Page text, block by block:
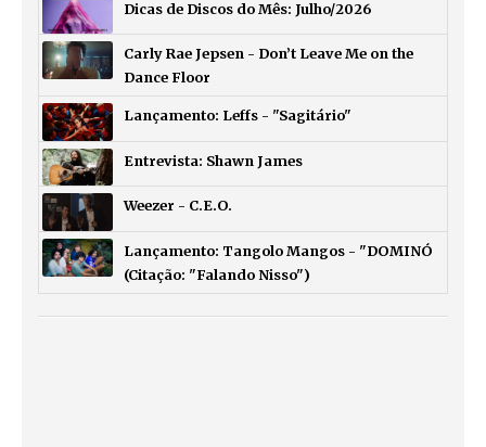
Dicas de Discos do Mês: Julho/2026
Carly Rae Jepsen - Don’t Leave Me on the
Dance Floor
Lançamento: Leffs - "Sagitário"
Entrevista: Shawn James
Weezer - C.E.O.
Lançamento: Tangolo Mangos - "DOMINÓ
(Citação: "Falando Nisso")